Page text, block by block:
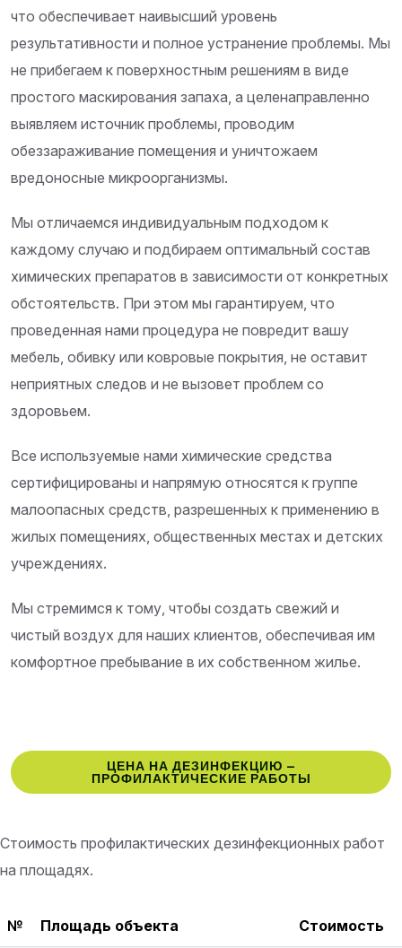
что обеспечивает наивысший уровень
результативности и полное устранение проблемы. Мы
не прибегаем к поверхностным решениям в виде
простого маскирования запаха, а целенаправленно
выявляем источник проблемы, проводим
обеззараживание помещения и уничтожаем
вредоносные микроорганизмы.
Мы отличаемся индивидуальным подходом к
каждому случаю и подбираем оптимальный состав
химических препаратов в зависимости от конкретных
обстоятельств. При этом мы гарантируем, что
проведенная нами процедура не повредит вашу
мебель, обивку или ковровые покрытия, не оставит
неприятных следов и не вызовет проблем со
здоровьем.
Все используемые нами химические средства
сертифицированы и напрямую относятся к группе
малоопасных средств, разрешенных к применению в
жилых помещениях, общественных местах и детских
учреждениях.
Мы стремимся к тому, чтобы создать свежий и
чистый воздух для наших клиентов, обеспечивая им
комфортное пребывание в их собственном жилье.
ЦЕНА НА ДЕЗИНФЕКЦИЮ –
ПРОФИЛАКТИЧЕСКИЕ РАБОТЫ
Стоимость профилактических дезинфекционных работ
на площадях.
№ Площадь объекта Стоимость